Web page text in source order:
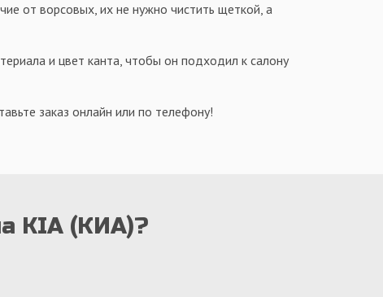
от ворсовых, их не нужно чистить щеткой, а
и цвет канта, чтобы он подходил к салону
заказ онлайн или по телефону!
KIA (КИА)?